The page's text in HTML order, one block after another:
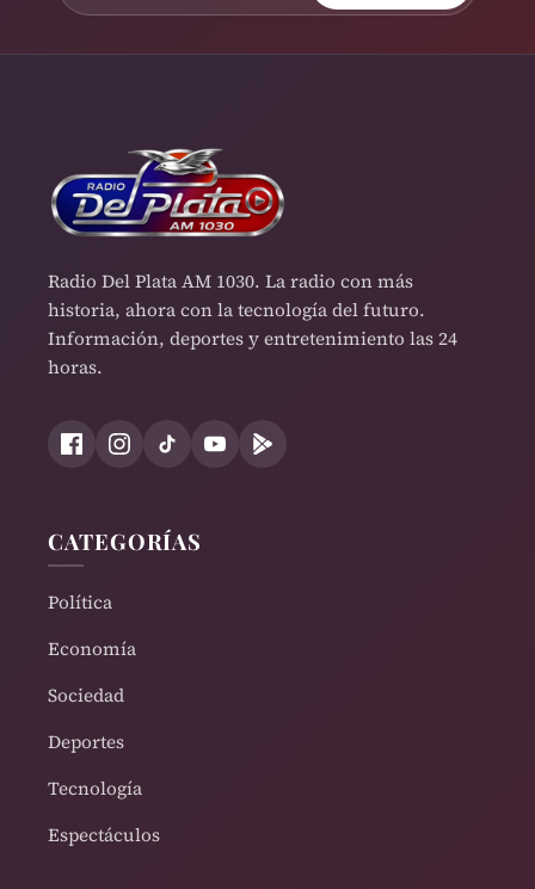
Radio Del Plata AM 1030. La radio con más
historia, ahora con la tecnología del futuro.
Información, deportes y entretenimiento las 24
horas.
CATEGORÍAS
Política
Economía
Sociedad
Deportes
Tecnología
Espectáculos